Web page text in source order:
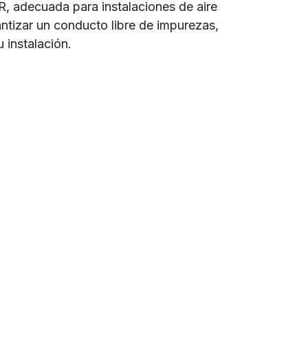
adecuada para instalaciones de aire
un conducto libre de impurezas,
instalación.